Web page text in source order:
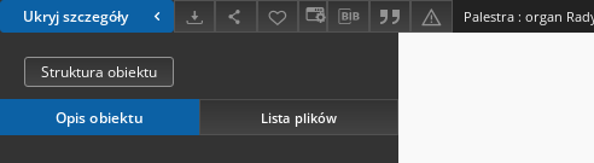
Ukryj szczegóły
Struktura obiektu
Opis obiektu Lista plików